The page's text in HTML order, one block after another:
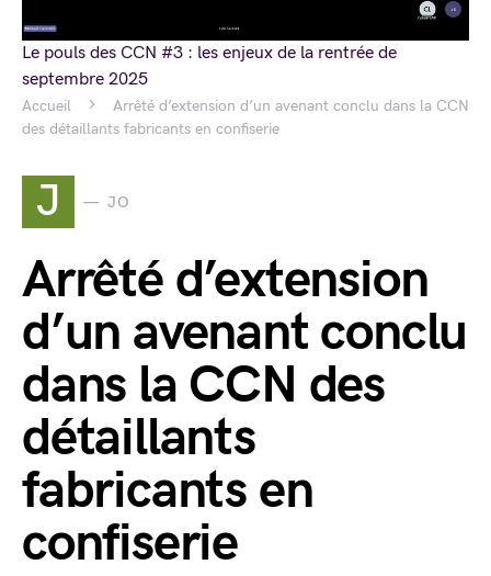
Accueil
Arrêté d’extension d’un avenant conclu dans la CCN
des détaillants fabricants en confiserie
J JO
Arrêté d’extension
d’un avenant conclu
dans la CCN des
détaillants
fabricants en
confiserie
Le pouls des CCN #3 : les enjeux de la rentrée de
septembre 2025